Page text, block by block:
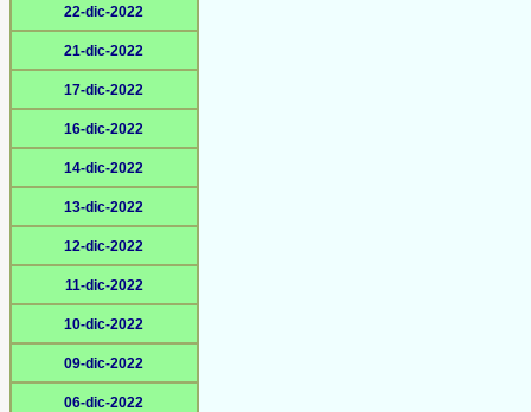
22-dic-2022
21-dic-2022
17-dic-2022
16-dic-2022
14-dic-2022
13-dic-2022
12-dic-2022
11-dic-2022
10-dic-2022
09-dic-2022
06-dic-2022